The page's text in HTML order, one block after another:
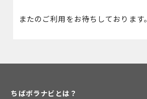
またのご利用をお待ちしております。
ちばボラナビとは？